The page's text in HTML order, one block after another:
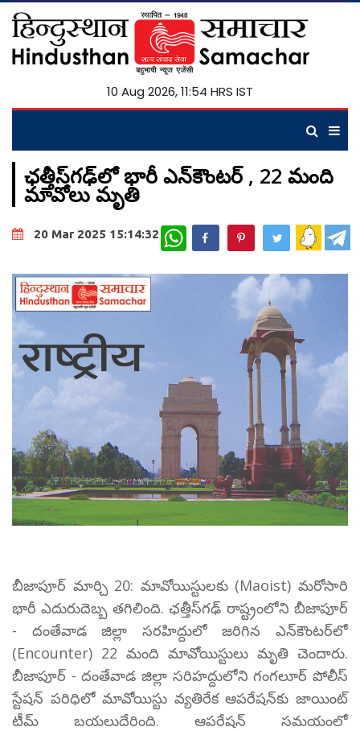
10 Aug 2026, 11:54 HRS IST
ఛత్తీస్‌గఢ్‌లో భారీ ఎన్‌కౌంటర్‌ , 22 మంది
మావోలు మృతి
20 Mar 2025 15:14:32 WhatsApp
బీజాపూర్ మార్చి 20: మావోయిస్టులకు (Maoist) మరోసారి
భారీ ఎదురుదెబ్బ తగిలింది. ఛత్తీస్‌గఢ్‌ రాష్ట్రంలోని బీజాపూర్
- దంతేవాడ జిల్లా సరహిద్దులో జరిగిన ఎన్‌కౌంటర్‌లో
(Encounter) 22 మంది మావోయిస్టులు మృతి చెందారు.
బీజాపూర్ - దంతేవాడ జిల్లా సరిహద్దులోని గంగలూర్ పోలీస్
స్టేషన్ పరిధిలో మావోయిస్టు వ్యతిరేక ఆపరేషన్‌కు జాయింట్
టీమ్ బయలుదేరింది. ఆపరేషన్ సమయంలో